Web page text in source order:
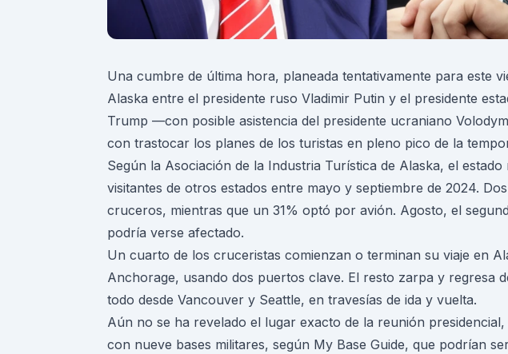
Una cumbre de última hora, planeada tentativamente para este
Alaska entre el presidente ruso Vladimir Putin y el presidente
Trump —con posible asistencia del presidente ucraniano
con trastocar los planes de los turistas en pleno pico de la
Según la Asociación de la Industria Turística de Alaska, el
visitantes de otros estados entre mayo y septiembre de 2024.
cruceros, mientras que un 31% optó por avión. Agosto, el
podría verse afectado.
Un cuarto de los cruceristas comienzan o terminan su viaje en
Anchorage, usando dos puertos clave. El resto zarpa y regresa
todo desde Vancouver y Seattle, en travesías de ida y vuelta.
Aún no se ha revelado el lugar exacto de la reunión
con nueve bases militares, según My Base Guide, que podrían